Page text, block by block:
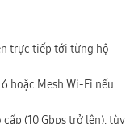
trực tiếp tới từng hộ
hoặc Mesh Wi-Fi nếu
(10 Gbps trở lên), tùy